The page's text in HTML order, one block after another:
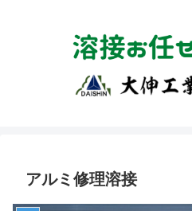
アルミ修理溶接